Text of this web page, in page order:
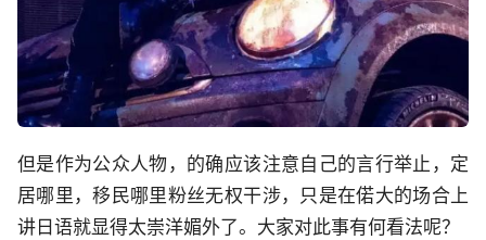
但是作为公众人物，的确应该注意自己的言行举止，定
居哪里，移民哪里粉丝无权干涉，只是在偌大的场合上
讲日语就显得太崇洋媚外了。大家对此事有何看法呢？